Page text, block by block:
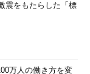
震をもたらした「標
万人の働き方を変